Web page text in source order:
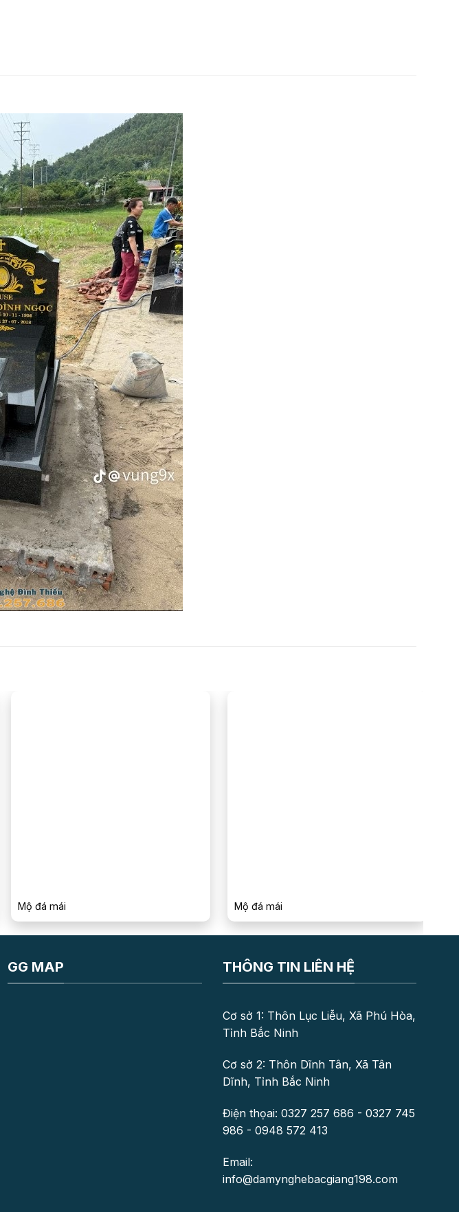
Mộ đá mái Mộ đá mái
GG MAP THÔNG TIN LIÊN HỆ
Cơ sở 1: Thôn Lục Liễu, Xã Phú Hòa,
Tỉnh Bắc Ninh
Cơ sở 2: Thôn Dĩnh Tân, Xã Tân
Dĩnh, Tỉnh Bắc Ninh
Điện thọai: 0327 257 686 - 0327 745
986 - 0948 572 413
Email:
info@damynghebacgiang198.com